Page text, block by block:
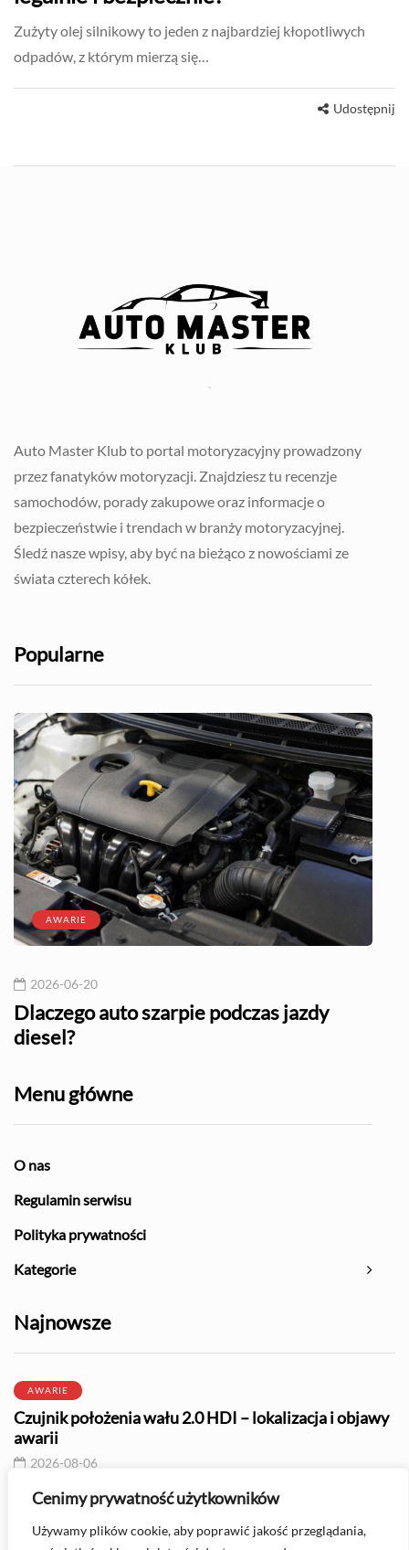
Cenimy prywatność użytkowników
Używamy plików cookie, aby poprawić jakość przeglądania,
Zużyty olej silnikowy to jeden z najbardziej kłopotliwych
odpadów, z którym mierzą się…
Udostępnij
Auto Master Klub to portal motoryzacyjny prowadzony
przez fanatyków motoryzacji. Znajdziesz tu recenzje
samochodów, porady zakupowe oraz informacje o
bezpieczeństwie i trendach w branży motoryzacyjnej.
Śledź nasze wpisy, aby być na bieżąco z nowościami ze
świata czterech kółek.
Popularne
AWARIE
2026-06-20
Dlaczego auto szarpie podczas jazdy
diesel?
Menu główne
O nas
Regulamin serwisu
Polityka prywatności
Kategorie
Najnowsze
AWARIE
Czujnik położenia wału 2.0 HDI – lokalizacja i objawy
awarii
2026-08-06
Olej 0W30 - do jakich silników jest zalecany?